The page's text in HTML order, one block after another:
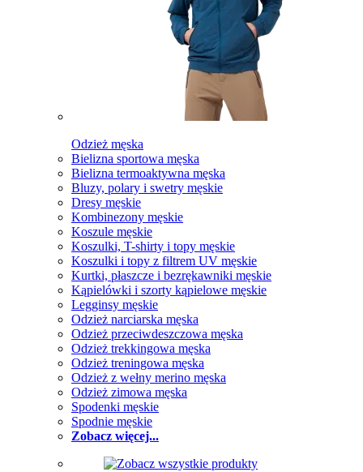
Odzież męska
Bielizna sportowa męska
Bielizna termoaktywna męska
Bluzy, polary i swetry męskie
Dresy męskie
Kombinezony męskie
Koszule męskie
Koszulki, T-shirty i topy męskie
Koszulki i topy z filtrem UV męskie
Kurtki, płaszcze i bezrękawniki męskie
Kąpielówki i szorty kąpielowe męskie
Legginsy męskie
Odzież narciarska męska
Odzież przeciwdeszczowa męska
Odzież trekkingowa męska
Odzież treningowa męska
Odzież z wełny merino męska
Odzież zimowa męska
Spodenki męskie
Spodnie męskie
Zobacz więcej...